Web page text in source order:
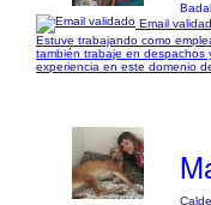
Email
Estuve trabajando como
también trabaje en despachos
experiencia en este domenio